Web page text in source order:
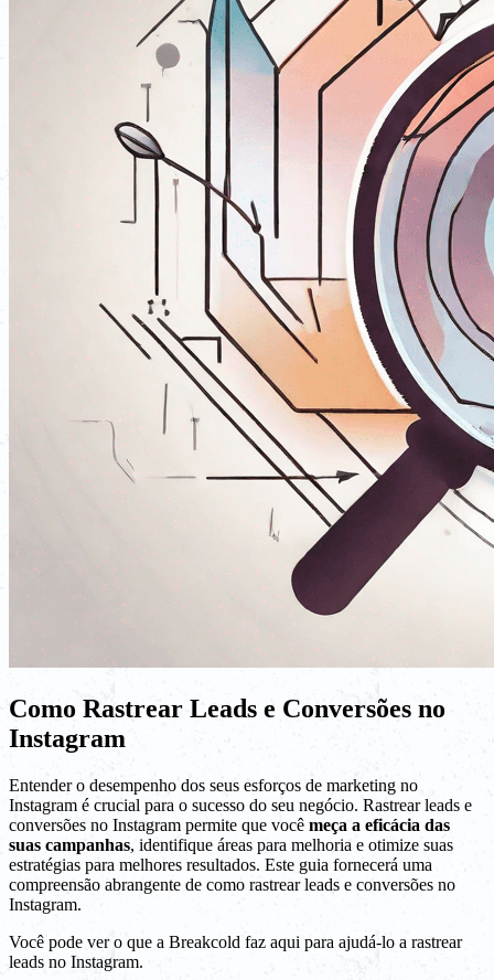
Como Rastrear Leads e Conversões no
Instagram
Entender o desempenho dos seus esforços de marketing no
Instagram é crucial para o sucesso do seu negócio. Rastrear leads e
conversões no Instagram permite que você meça a eficácia das
suas campanhas, identifique áreas para melhoria e otimize suas
estratégias para melhores resultados. Este guia fornecerá uma
compreensão abrangente de como rastrear leads e conversões no
Instagram.
Você pode ver o que a Breakcold faz aqui para ajudá-lo a rastrear
leads no Instagram.